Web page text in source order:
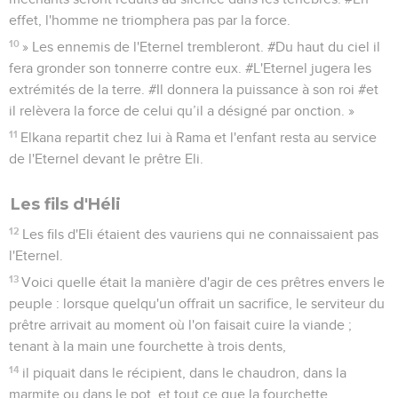
effet, l'homme ne triomphera pas par la force.
10 » Les ennemis de l'Eternel trembleront. #Du haut du ciel il
fera gronder son tonnerre contre eux. #L'Eternel jugera les
extrémités de la terre. #Il donnera la puissance à son roi #et
il relèvera la force de celui qu’il a désigné par onction. »
11 Elkana repartit chez lui à Rama et l'enfant resta au service
de l'Eternel devant le prêtre Eli.
Les fils d'Héli
12 Les fils d'Eli étaient des vauriens qui ne connaissaient pas
l'Eternel.
13 Voici quelle était la manière d'agir de ces prêtres envers le
peuple : lorsque quelqu'un offrait un sacrifice, le serviteur du
prêtre arrivait au moment où l'on faisait cuire la viande ;
tenant à la main une fourchette à trois dents,
14 il piquait dans le récipient, dans le chaudron, dans la
marmite ou dans le pot, et tout ce que la fourchette